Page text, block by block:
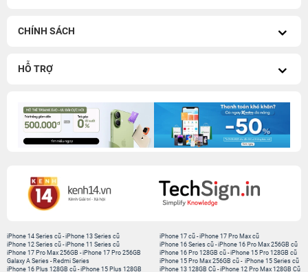
CHÍNH SÁCH
HỖ TRỢ
iPhone 14 Series cũ -iPhone 13 Series cũ
iPhone 12 Series cũ -iPhone 11 Series cũ
iPhone 17 Pro Max 256GB -iPhone 17 Pro 256GB
Galaxy A Series - Redmi Series
iPhone 17 cũ-iPhone 17 Pro Max cũ
iPhone 16 Series cũ- iPhone 16 Pro Max 256GB cũ
iPhone 16 Pro 128GB cũ-iPhone 15 Pro 128GB cũ
iPhone 15 Pro Max 256GB cũ- iPhone 15 Series cũ
iPhone 16 Plus 128GB cũ -iPhone 15 Plus 128GB
iPhone 13 128GB Cũ-iPhone 12 Pro Max 128GB Cũ